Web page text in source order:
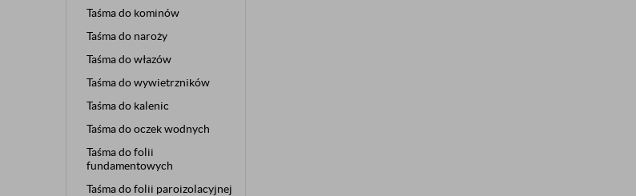
Taśma do kominów
Taśma do naroży
Taśma do włazów
Taśma do wywietrzników
Taśma do kalenic
Taśma do oczek wodnych
Taśma do folii
fundamentowych
Taśma do folii paroizolacyjnej